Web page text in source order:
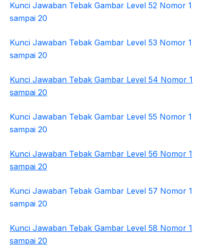
Kunci Jawaban Tebak Gambar Level 52 Nomor 1
sampai 20
Kunci Jawaban Tebak Gambar Level 53 Nomor 1
sampai 20
Kunci Jawaban Tebak Gambar Level 54 Nomor 1
sampai 20
Kunci Jawaban Tebak Gambar Level 55 Nomor 1
sampai 20
Kunci Jawaban Tebak Gambar Level 56 Nomor 1
sampai 20
Kunci Jawaban Tebak Gambar Level 57 Nomor 1
sampai 20
Kunci Jawaban Tebak Gambar Level 58 Nomor 1
sampai 20